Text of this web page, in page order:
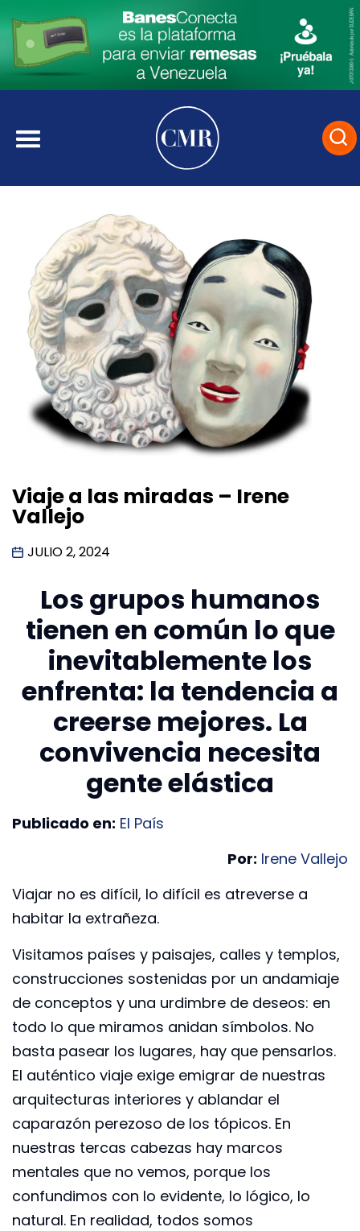
Viaje a las miradas – Irene
Vallejo
JULIO 2, 2024
Los grupos humanos
tienen en común lo que
inevitablemente los
enfrenta: la tendencia a
creerse mejores. La
convivencia necesita
gente elástica
Publicado en: El País
Por: Irene Vallejo
Viajar no es difícil, lo difícil es atreverse a
habitar la extrañeza.
Visitamos países y paisajes, calles y templos,
construcciones sostenidas por un andamiaje
de conceptos y una urdimbre de deseos: en
todo lo que miramos anidan símbolos. No
basta pasear los lugares, hay que pensarlos.
El auténtico viaje exige emigrar de nuestras
arquitecturas interiores y ablandar el
caparazón perezoso de los tópicos. En
nuestras tercas cabezas hay marcos
mentales que no vemos, porque los
confundimos con lo evidente, lo lógico, lo
natural. En realidad, todos somos